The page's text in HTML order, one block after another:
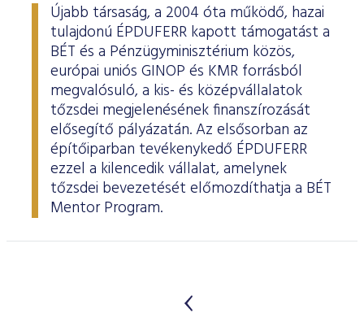
Újabb társaság, a 2004 óta működő, hazai
tulajdonú ÉPDUFERR kapott támogatást a
BÉT és a Pénzügyminisztérium közös,
európai uniós GINOP és KMR forrásból
megvalósuló, a kis- és középvállalatok
tőzsdei megjelenésének finanszírozását
elősegítő pályázatán. Az elsősorban az
építőiparban tevékenykedő ÉPDUFERR
ezzel a kilencedik vállalat, amelynek
tőzsdei bevezetését előmozdíthatja a BÉT
Mentor Program.